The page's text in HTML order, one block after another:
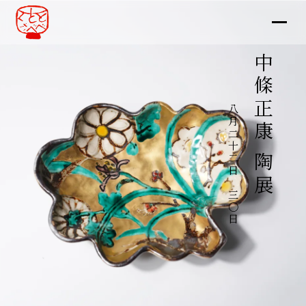
中條正康 陶展
八月二十二日～三〇日